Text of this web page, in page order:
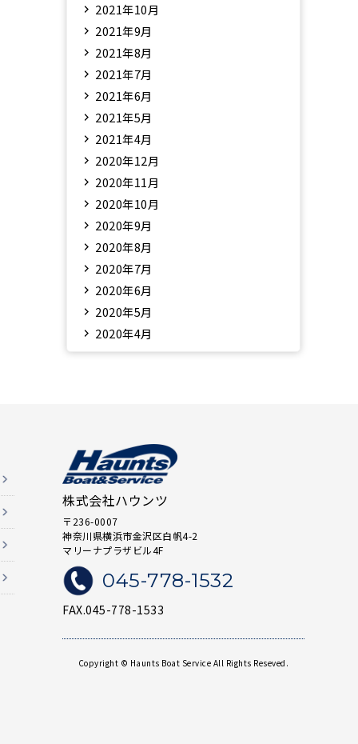
2021年10月
2021年9月
2021年8月
2021年7月
2021年6月
2021年5月
2021年4月
2020年12月
2020年11月
2020年10月
2020年9月
2020年8月
2020年7月
2020年6月
2020年5月
2020年4月
株式会社ハウンツ
〒236-0007
神奈川県横浜市金沢区白帆4-2
マリーナプラザビル4F
045-778-1532
FAX.045-778-1533
Copyright © Haunts Boat Service All Rights Reseved.